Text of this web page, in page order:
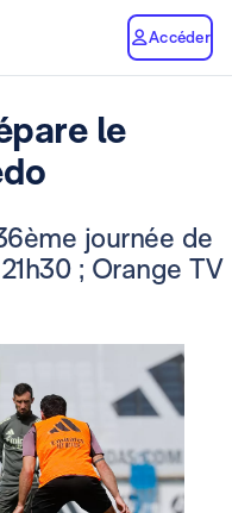
Accéder
le
journée de
; Orange TV